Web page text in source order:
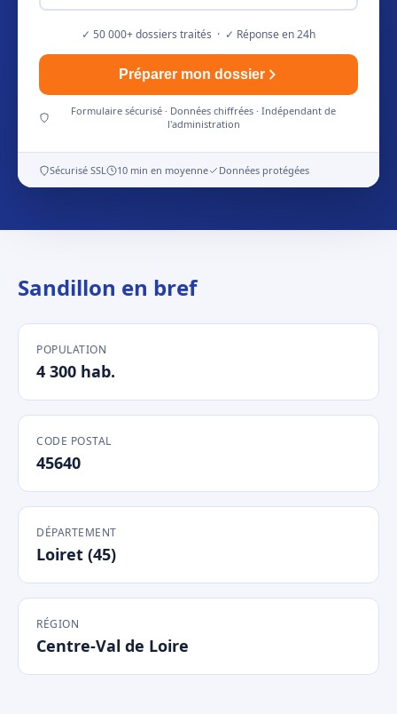
✓ 50 000+ dossiers traités · ✓ Réponse en 24h
Préparer mon dossier
Formulaire sécurisé · Données chiffrées · Indépendant de
l'administration
Sécurisé SSL 10 min en moyenne Données protégées
Sandillon en bref
POPULATION
4 300 hab.
CODE POSTAL
45640
DÉPARTEMENT
Loiret (45)
RÉGION
Centre-Val de Loire